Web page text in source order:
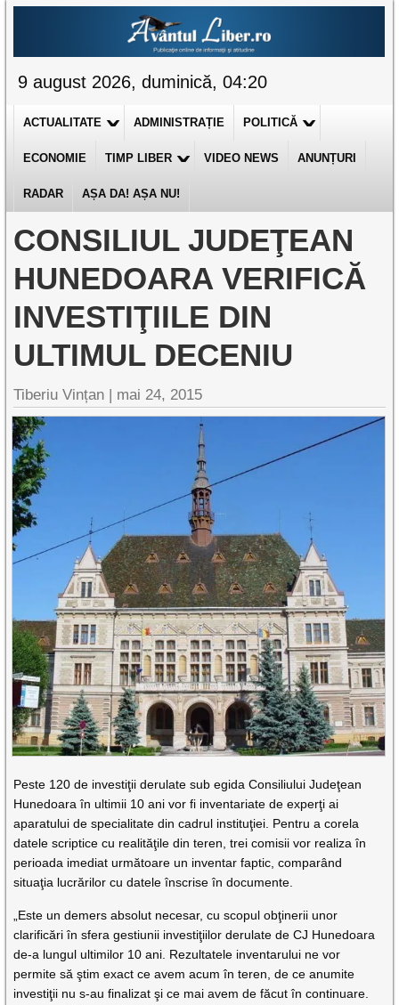
9 august 2026, duminică, 04:20
ACTUALITATE ADMINISTRAȚIE POLITICĂ
ECONOMIE TIMP LIBER VIDEO NEWS ANUNȚURI
RADAR AȘA DA! AȘA NU!
CONSILIUL JUDEŢEAN
HUNEDOARA VERIFICĂ
INVESTIŢIILE DIN
ULTIMUL DECENIU
Tiberiu Vințan | mai 24, 2015
Peste 120 de investiţii derulate sub egida Consiliului Judeţean
Hunedoara în ultimii 10 ani vor fi inventariate de experţi ai
aparatului de specialitate din cadrul instituţiei. Pentru a corela
datele scriptice cu realităţile din teren, trei comisii vor realiza în
perioada imediat următoare un inventar faptic, comparând
situaţia lucrărilor cu datele înscrise în documente.
„Este un demers absolut necesar, cu scopul obţinerii unor
clarificări în sfera gestiunii investiţiilor derulate de CJ Hunedoara
de-a lungul ultimilor 10 ani. Rezultatele inventarului ne vor
permite să ştim exact ce avem acum în teren, de ce anumite
investiţii nu s-au finalizat şi ce mai avem de făcut în continuare.